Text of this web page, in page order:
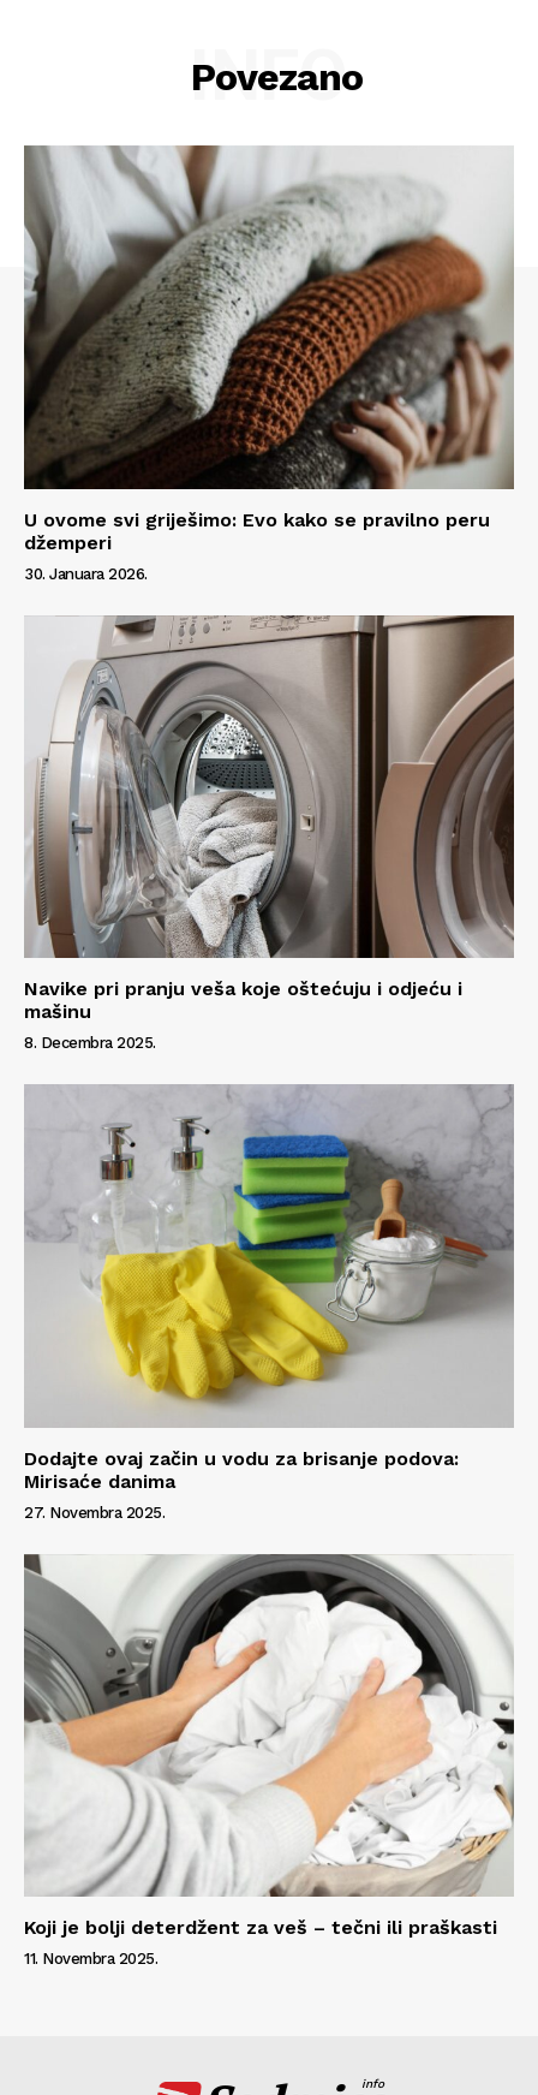
Info
O nama
Kontakt
Povezano
INFO
U ovome svi griješimo: Evo kako se pravilno peru
džemperi
30. Januara 2026.
Navike pri pranju veša koje oštećuju i odjeću i
mašinu
8. Decembra 2025.
Dodajte ovaj začin u vodu za brisanje podova:
Mirisaće danima
27. Novembra 2025.
Koji je bolji deterdžent za veš – tečni ili praškasti
11. Novembra 2025.
info